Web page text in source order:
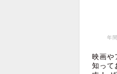
年
映画や
知って